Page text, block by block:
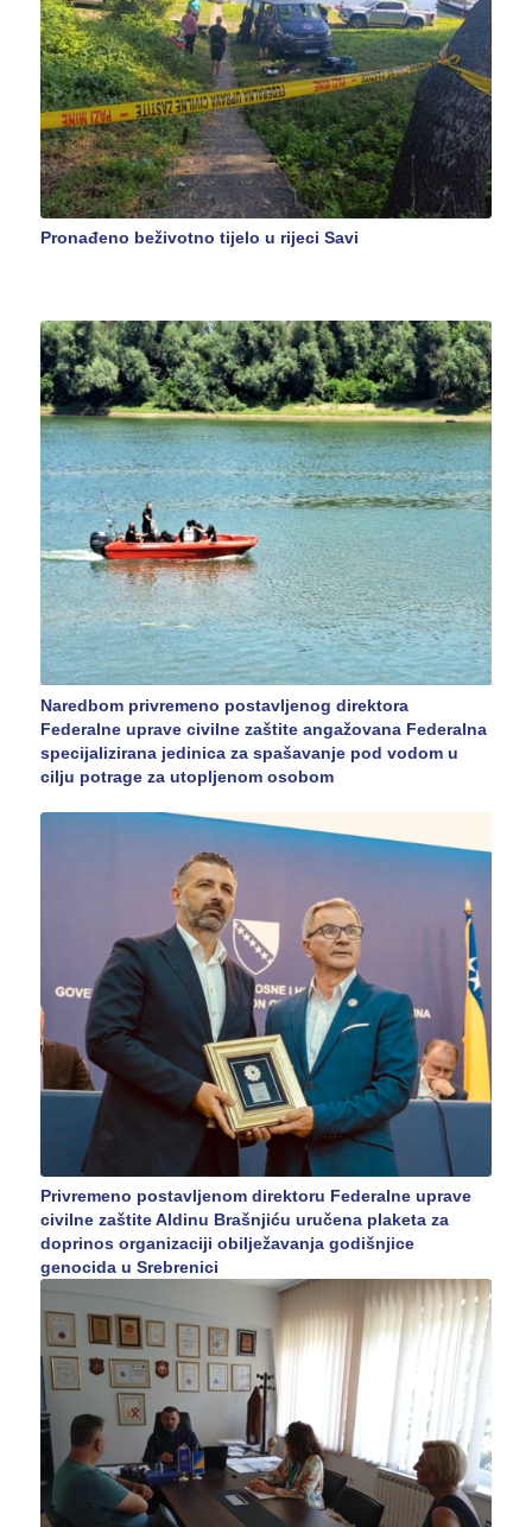
Pronađeno beživotno tijelo u rijeci Savi
Naredbom privremeno postavljenog direktora
Federalne uprave civilne zaštite angažovana Federalna
specijalizirana jedinica za spašavanje pod vodom u
cilju potrage za utopljenom osobom
Privremeno postavljenom direktoru Federalne uprave
civilne zaštite Aldinu Brašnjiću uručena plaketa za
doprinos organizaciji obilježavanja godišnjice
genocida u Srebrenici